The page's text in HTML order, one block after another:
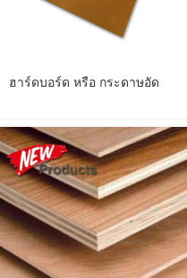
ฮาร์ดบอร์ด หรือ กระดาษอัด